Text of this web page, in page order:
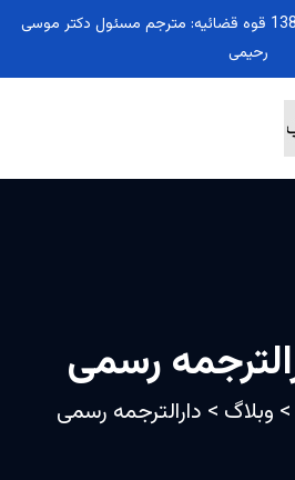
دارالترجمه رسمی آلپ: با کد 1386 قوه قضائیه: مترجم مسئول دکتر موسی
رحیمی
رسمی
> وبلاگ > دارالترجمه رسمی